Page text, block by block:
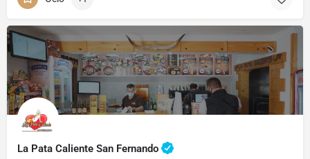
La Pata Caliente San Fernando